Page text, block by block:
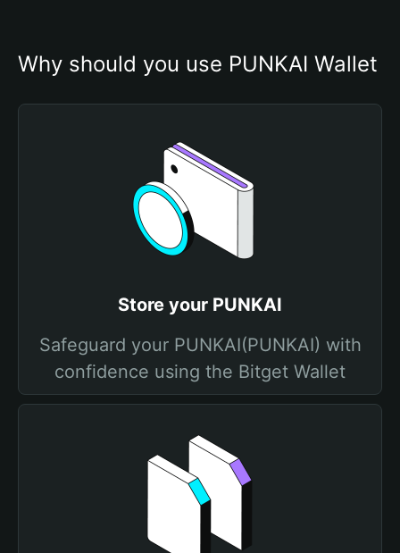
Why should you use PUNKAI Wallet
Store your PUNKAI
Safeguard your PUNKAI(PUNKAI) with
confidence using the Bitget Wallet